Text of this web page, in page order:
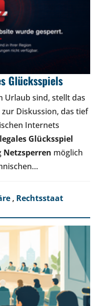
Glücksspiels
Urlaub sind, stellt das
Diskussion, das tief
Internets
Glücksspiel
Netzsperren möglich
, Rechtsstaat